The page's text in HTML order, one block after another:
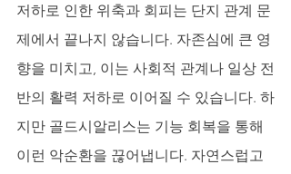
저하로 인한 위축과 회피는 단지 관계 문
제에서 끝나지 않습니다. 자존심에 큰 영
향을 미치고, 이는 사회적 관계나 일상 전
반의 활력 저하로 이어질 수 있습니다. 하
지만 골드시알리스는 기능 회복을 통해
이런 악순환을 끊어냅니다. 자연스럽고